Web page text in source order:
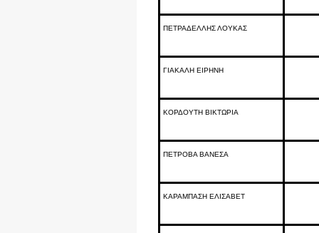
ΠΕΤΡΑΔΕΛΛΗΣ ΛΟΥΚΑΣ
ΓΙΑΚΑΛΗ ΕΙΡΗΝΗ
ΚΟΡΔΟΥΤΗ ΒΙΚΤΩΡΙΑ
ΠΕΤΡΟΒΑ ΒΑΝΕΣΑ
ΚΑΡΑΜΠΑΣΗ ΕΛΙΣΑΒΕΤ